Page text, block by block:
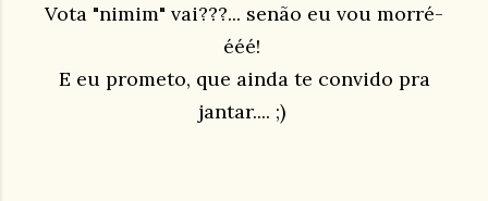
Vota "nimim" vai???... senão eu vou morré-
ééé!
E eu prometo, que ainda te convido pra
jantar.... ;)